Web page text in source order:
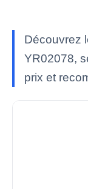
Découvrez
YR02078,
prix et